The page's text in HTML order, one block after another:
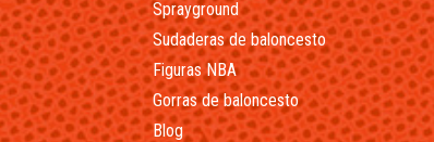
Sprayground
Sudaderas de baloncesto
Figuras NBA
Gorras de baloncesto
Blog